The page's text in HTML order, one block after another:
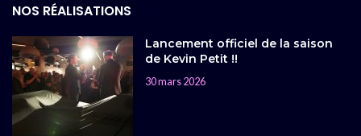
NOS RÉALISATIONS
Lancement officiel de la saison
de Kevin Petit !!
30 mars 2026